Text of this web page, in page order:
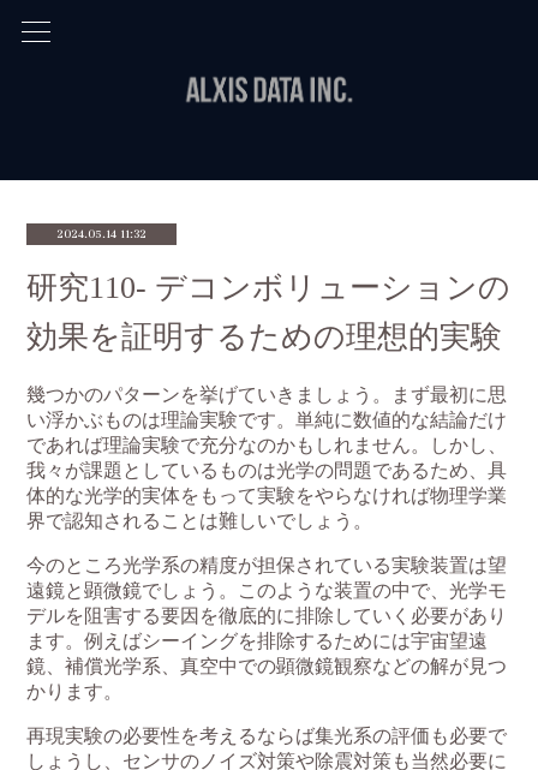
2024.05.14 11:32
研究110- デコンボリューションの
効果を証明するための理想的実験